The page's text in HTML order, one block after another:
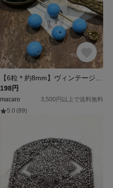
198円
macaro
3,500円以上で送料無料
5.0 (89)